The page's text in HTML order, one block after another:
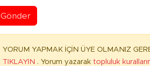
Gönder
YORUM YAPMAK İÇİN ÜYE OLMANIZ
TIKLAYIN . Yorum yazarak topluluk